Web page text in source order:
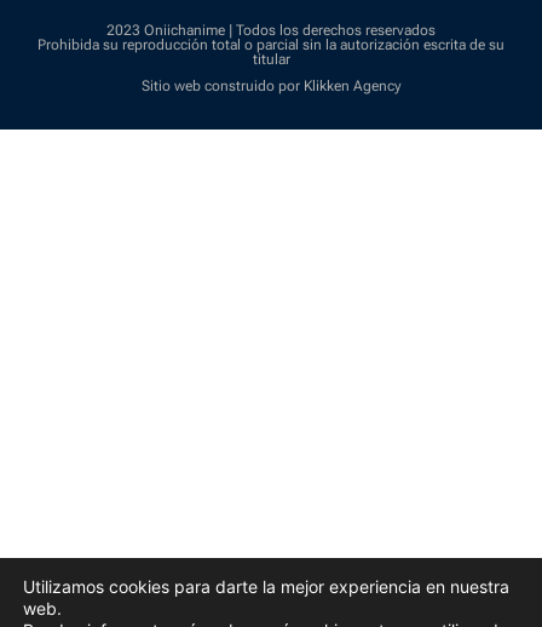
2023 Oniichanime | Todos los derechos reservados
Prohibida su reproducción total o parcial sin la autorización escrita de su
titular
Sitio web construido por Klikken Agency
Utilizamos cookies para darte la mejor experiencia en nuestra
web.